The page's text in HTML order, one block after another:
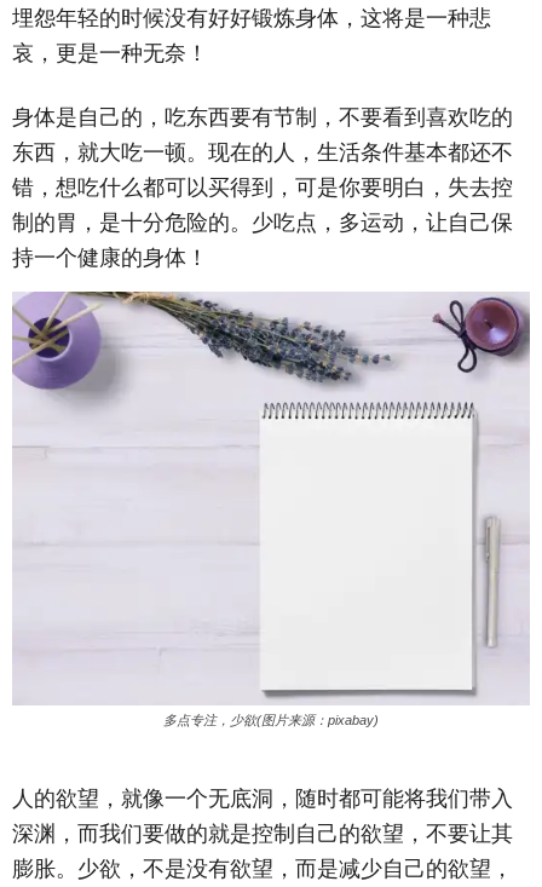
埋怨年轻的时候没有好好锻炼身体，这将是一种悲
哀，更是一种无奈！
身体是自己的，吃东西要有节制，不要看到喜欢吃的
东西，就大吃一顿。现在的人，生活条件基本都还不
错，想吃什么都可以买得到，可是你要明白，失去控
制的胃，是十分危险的。少吃点，多运动，让自己保
持一个健康的身体！
多点专注，少欲(图片来源：pixabay)
人的欲望，就像一个无底洞，随时都可能将我们带入
深渊，而我们要做的就是控制自己的欲望，不要让其
膨胀。少欲，不是没有欲望，而是减少自己的欲望，